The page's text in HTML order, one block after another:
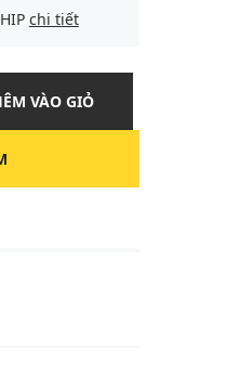
chi tiết
VÀO GIỎ